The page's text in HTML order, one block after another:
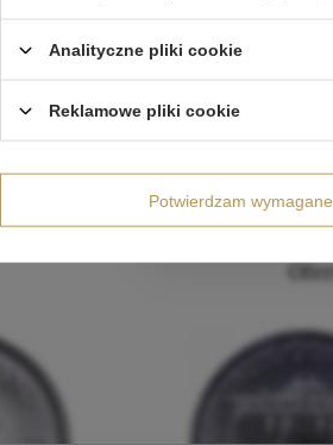
Analityczne pliki cookie
Reklamowe pliki cookie
Potwierdzam wymagane